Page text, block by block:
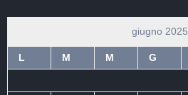
giugno 2025
L M M G